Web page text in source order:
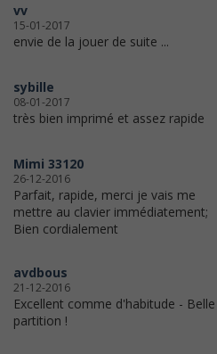
vv
15-01-2017
envie de la jouer de suite ...
sybille
08-01-2017
très bien imprimé et assez rapide
Mimi 33120
26-12-2016
Parfait, rapide, merci je vais me
mettre au clavier immédiatement;
Bien cordialement
avdbous
21-12-2016
Excellent comme d'habitude - Belle
partition !